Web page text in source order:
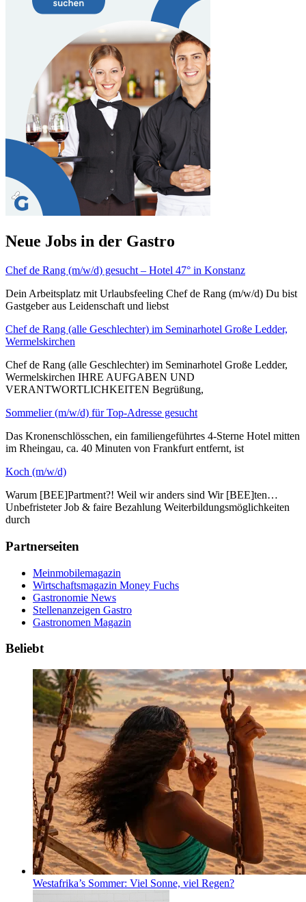
Neue Jobs in der Gastro
Chef de Rang (m/w/d) gesucht – Hotel 47° in Konstanz
Dein Arbeitsplatz mit Urlaubsfeeling Chef de Rang (m/w/d) Du bist
Gastgeber aus Leidenschaft und liebst
Chef de Rang (alle Geschlechter) im Seminarhotel Große Ledder,
Wermelskirchen
Chef de Rang (alle Geschlechter) im Seminarhotel Große Ledder,
Wermelskirchen IHRE AUFGABEN UND
VERANTWORTLICHKEITEN Begrüßung,
Sommelier (m/w/d) für Top-Adresse gesucht
Das Kronenschlösschen, ein familiengeführtes 4-Sterne Hotel mitten
im Rheingau, ca. 40 Minuten von Frankfurt entfernt, ist
Koch (m/w/d)
Warum [BEE]Partment?! Weil wir anders sind Wir [BEE]ten…
Unbefristeter Job & faire Bezahlung Weiterbildungsmöglichkeiten
durch
Partnerseiten
Meinmobilemagazin
Wirtschaftsmagazin Money Fuchs
Gastronomie News
Stellenanzeigen Gastro
Gastronomen Magazin
Beliebt
Westafrika’s Sommer: Viel Sonne, viel Regen?